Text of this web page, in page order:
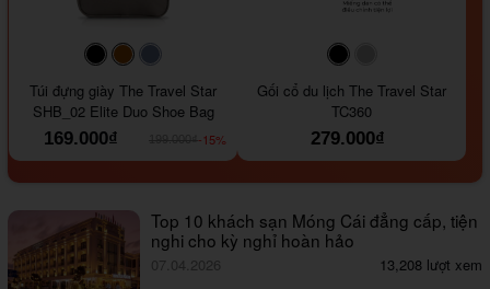
#000000#964B00
Túi đựng giày The Travel Star
SHB_02 Elite Duo Shoe Bag
169.000₫
-15%
#000000
Gối cổ du lịch The Travel Star
TC360
279.000₫
Top 10 khách sạn Móng Cái đẳng cấp, tiện
nghi cho kỳ nghỉ hoàn hảo
07.04.2026 13,208 lượt xem